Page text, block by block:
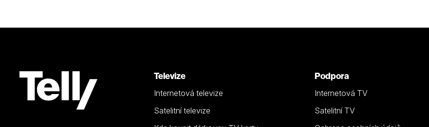
Televize
Internetová televize
Satelitní televize
Podpora
Internetová TV
Satelitní TV